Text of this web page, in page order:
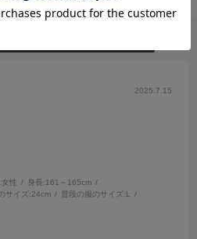
2025.7.15
女性 身長:161～165cm
サイズ:24cm 普段の服のサイズ:L